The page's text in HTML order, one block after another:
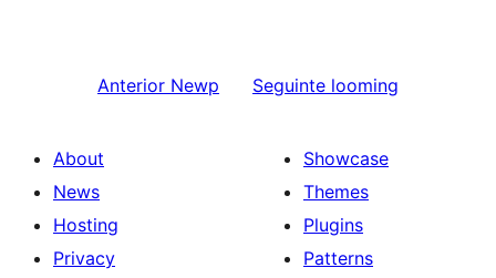
Anterior Newp Seguinte looming
About
News
Hosting
Privacy
Showcase
Themes
Plugins
Patterns